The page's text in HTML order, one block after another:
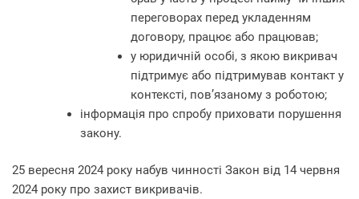
переговорах перед укладенням
договору, працює або працював;
у юридичній особі, з якою викривач
підтримує або підтримував контакт у
контексті, пов’язаному з роботою;
інформація про спробу приховати порушення
закону.
25 вересня 2024 року набув чинності Закон від 14 червня
2024 року про захист викривачів.